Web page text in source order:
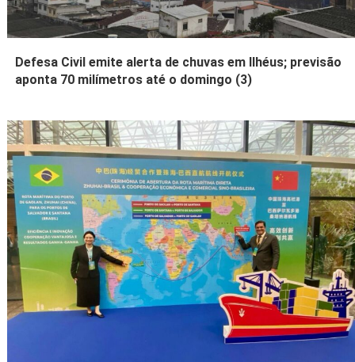
Defesa Civil emite alerta de chuvas em Ilhéus; previsão
aponta 70 milímetros até o domingo (3)